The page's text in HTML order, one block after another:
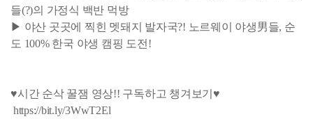
들(?)의 가정식 백반 먹방
▶ 야산 곳곳에 찍힌 멧돼지 발자국?! 노르웨이 야생男들, 순
도 100% 한국 야생 캠핑 도전!
♥시간 순삭 꿀잼 영상!! 구독하고 챙겨보기♥
https://bit.ly/3WwT2El